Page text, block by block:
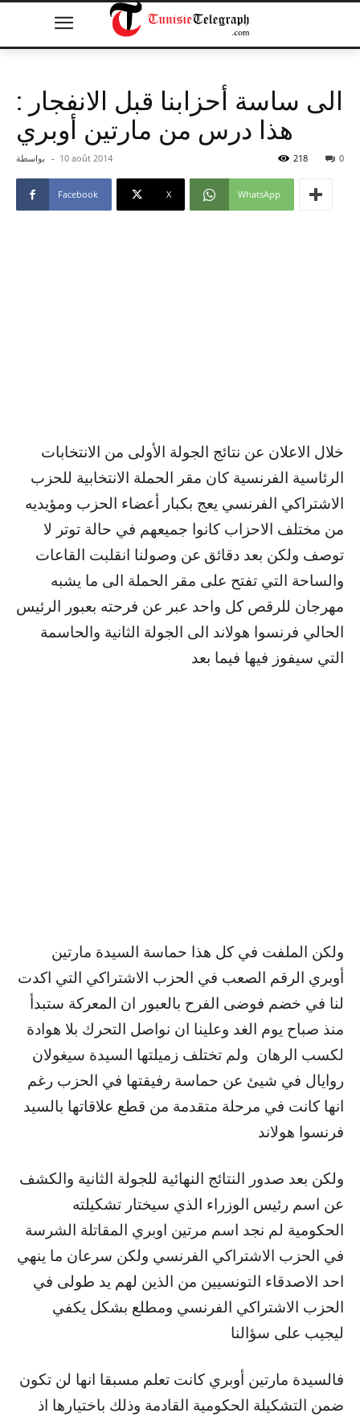
الى ساسة أحزابنا قبل الانفجار :
هذا درس من مارتين أوبري
بواسطة - 10 août 2014 0
218
Facebook X WhatsApp
خلال الاعلان عن نتائج الجولة الأولى من الانتخابات
الرئاسية الفرنسية كان مقر الحملة الانتخابية للحزب
الاشتراكي الفرنسي يعج بكبار أعضاء الحزب ومؤيديه
من مختلف الاحزاب كانوا جميعهم في حالة توتر لا
توصف ولكن بعد دقائق عن وصولنا انقلبت القاعات
والساحة التي تفتح على مقر الحملة الى ما يشبه
مهرجان للرقص كل واحد عبر عن فرحته بعبور الرئيس
الحالي فرنسوا هولاند الى الجولة الثانية والحاسمة
التي سيفوز فيها فيما بعد
ولكن الملفت في كل هذا حماسة السيدة مارتين
أوبري الرقم الصعب في الحزب الاشتراكي التي اكدت
لنا في خضم فوضى الفرح بالعبور ان المعركة ستبدأ
منذ صباح يوم الغد وعلينا ان نواصل التحرك بلا هوادة
لكسب الرهان ولم تختلف زميلتها السيدة سيغولان
روايال في شيئ عن حماسة رفيقتها في الحزب رغم
انها كانت في مرحلة متقدمة من قطع علاقاتها بالسيد
فرنسوا هولاند
ولكن بعد صدور النتائج النهائية للجولة الثانية والكشف
عن اسم رئيس الوزراء الذي سيختار تشكيلته
الحكومية لم نجد اسم مرتين اوبري المقاتلة الشرسة
في الحزب الاشتراكي الفرنسي ولكن سرعان ما ينهي
احد الاصدقاء التونسيين من الذين لهم يد طولى في
الحزب الاشتراكي الفرنسي ومطلع بشكل يكفي
ليجيب على سؤالنا
فالسيدة مارتين أوبري كانت تعلم مسبقا انها لن تكون
ضمن التشكيلة الحكومية القادمة وذلك باختيارها اذ